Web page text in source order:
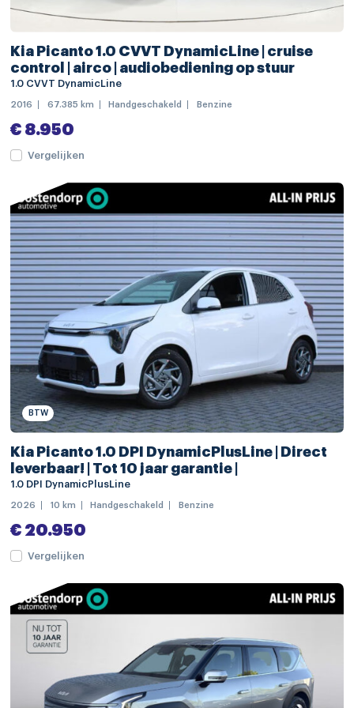
buitenspiegels in carrosseriekleur
dakrails
dimlichten automatisch
elektrisch bedienbare achterklep met sensorsturing
extra getint glas
keyless entry
LED achterlichten
LED dagrijverlichting
LED mistlampen
regensensor
Apple Carplay/Android Auto
navigatiesysteem full map
audio installatie premium
Bluetooth telefoonvoorbereiding
connected services
DAB ontvanger
draadloze telefoonlader
spraakbediening
volledig digitaal instrumentenpaneel
electronic climate controle
voorstoelen verwarmd
Kia Picanto 1.0 CVVT DynamicLine | cruise
control | airco | audiobediening op stuur
1.0 CVVT DynamicLine
2016 67.385 km Handgeschakeld Benzine
€ 8.950
Vergelijken
BTW
Kia Picanto 1.0 DPI DynamicPlusLine | Direct
leverbaar! | Tot 10 jaar garantie |
1.0 DPI DynamicPlusLine
2026 10 km Handgeschakeld Benzine
€ 20.950
Vergelijken